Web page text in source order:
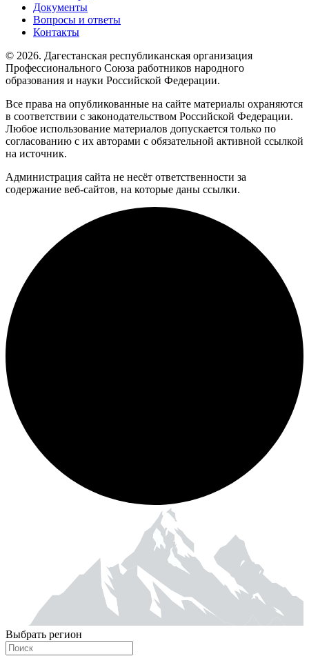
Документы
Вопросы и ответы
Контакты
© 2026. Дагестанская республиканская организация
Профессионального Союза работников народного
образования и науки Российской Федерации.
Все права на опубликованные на сайте материалы охраняются
в соответствии с законодательством Российской Федерации.
Любое использование материалов допускается только по
согласованию с их авторами с обязательной активной ссылкой
на источник.
Администрация сайта не несёт ответственности за
содержание веб-сайтов, на которые даны ссылки.
Выбрать регион